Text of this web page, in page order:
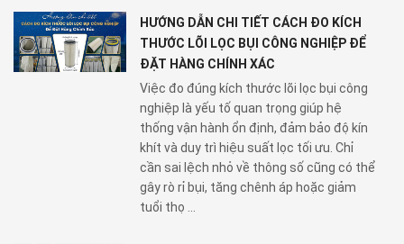
HƯỚNG DẪN CHI TIẾT CÁCH ĐO KÍCH
THƯỚC LÕI LỌC BỤI CÔNG NGHIỆP ĐỂ
ĐẶT HÀNG CHÍNH XÁC
Việc đo đúng kích thước lõi lọc bụi công
nghiệp là yếu tố quan trọng giúp hệ
thống vận hành ổn định, đảm bảo độ kín
khít và duy trì hiệu suất lọc tối ưu. Chỉ
cần sai lệch nhỏ về thông số cũng có thể
gây rò rỉ bụi, tăng chênh áp hoặc giảm
tuổi thọ ...